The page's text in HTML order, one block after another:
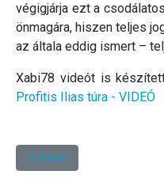
végigjárja ezt a
önmagára, hiszen teljes
az általa eddig ismert –
Xabi78 videót is
Profitis Ilias túra - VIDEÓ
Előző cikk: A márványpartok
Előző